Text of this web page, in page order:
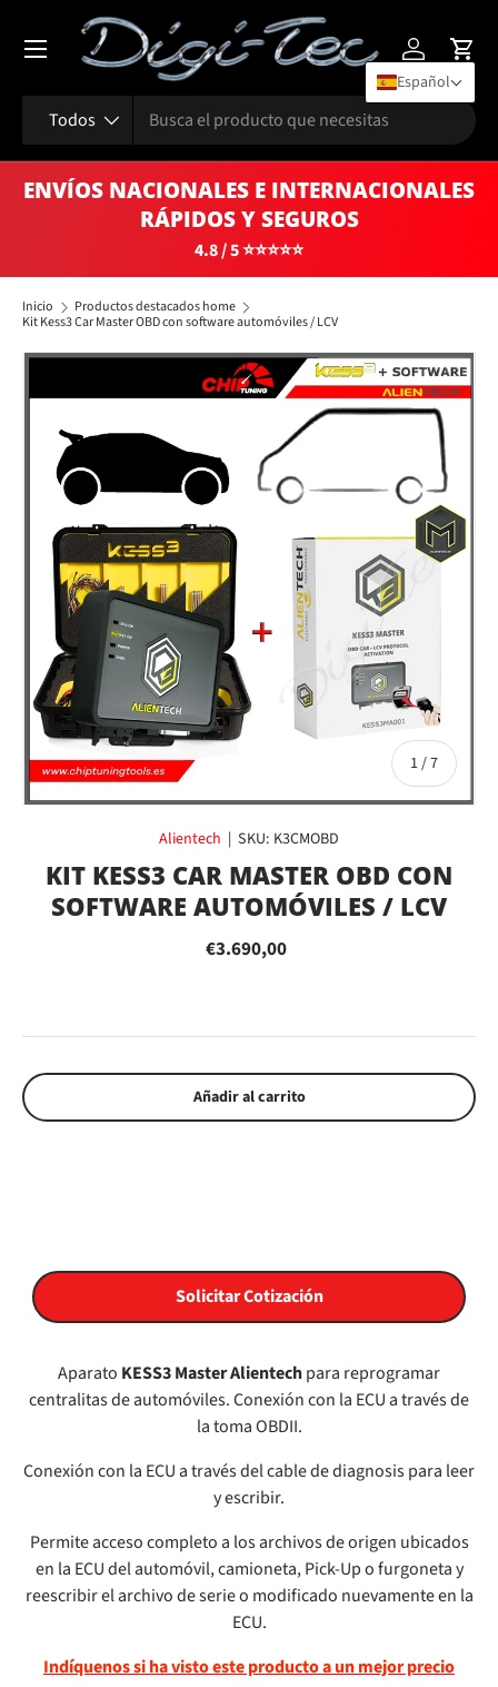
Español
Ir al contenido
Todos
Iniciar
Menú
ENVÍOS NACIONALES E INTERNACIONALES
RÁPIDOS Y SEGUROS
4.8 / 5 ⭐⭐⭐⭐⭐
Inicio Productos destacados home
Kit Kess3 Car Master OBD con software automóviles / LCV
1/de
7
Alientech | SKU: K3CMOBD
KIT KESS3 CAR MASTER OBD CON
SOFTWARE AUTOMÓVILES / LCV
€3.690,00
Añadir al carrito
Solicitar Cotización
Aparato KESS3 Master Alientechpara reprogramar
centralitas de automóviles. Conexión con la ECU a través de
la toma OBDII.
Conexión con la ECU a través del cable de diagnosis para leer
y escribir.
Permite acceso completo a los archivos de origen ubicados
en la ECUdel automóvil, camioneta, Pick-Up o furgoneta y
reescribir el archivo de serie o modificado nuevamente en la
ECU.
Indíquenos si ha visto este producto a un mejor precio